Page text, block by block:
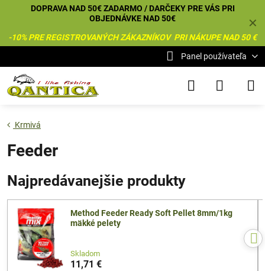
✕
DOPRAVA NAD 50€ ZADARMO / DARČEKY PRE VÁS PRI
OBJEDNÁVKE NAD 50€
-10% PRE REGISTROVANÝCH ZÁKAZNÍKOV PRI NÁKUPE NAD 50 €
Panel používateľa
Krmivá
Feeder
Najpredávanejšie produkty
Method Feeder Ready Soft Pellet 8mm/1kg
mäkké pelety
Skladom
11,71 €